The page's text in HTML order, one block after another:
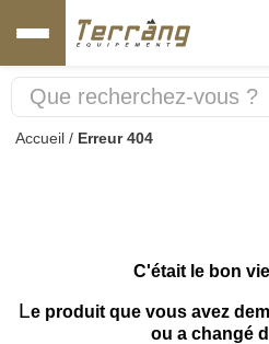
Accueil / Erreur 404
C'était le bon
Le produit que vous avez
ou a changé